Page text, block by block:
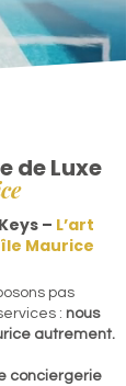
de Luxe
– L’art
Maurice
pas
: nous
autrement.
conciergerie